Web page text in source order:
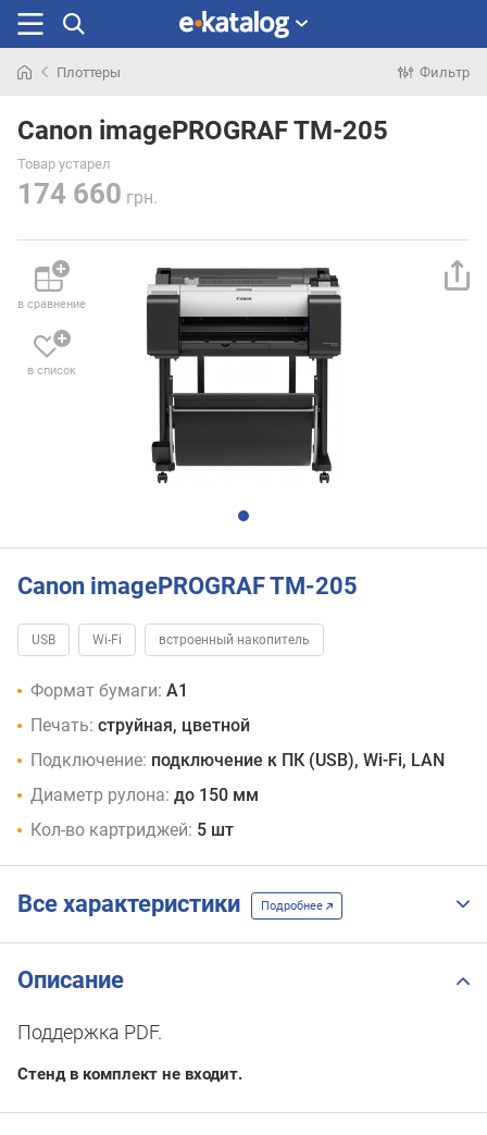
раньше
Плоттеры Фильтр
Canon imagePROGRAF TM-205
Товар устарел
174 660 грн.
в сравнение
в список
Canon imagePROGRAF TM-205
USB Wi-Fi встроенный накопитель
Формат бумаги: A1
Печать: струйная, цветной
Подключение: подключение к ПК (USB), Wi-Fi, LAN
Диаметр рулона: до 150 мм
Кол-во картриджей: 5 шт
Все характеристики Подробнее
Описание
Поддержка PDF.
Стенд в комплект не входит.